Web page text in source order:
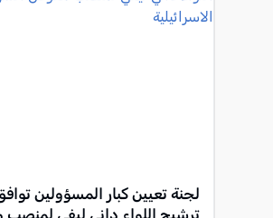
لجنة تعيين كبار المسؤولين
ترشيح اللواء داني ليفي